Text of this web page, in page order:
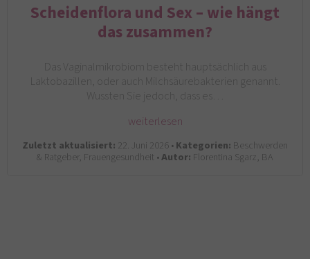
Scheidenflora und Sex – wie hängt
das zusammen?
Das Vaginalmikrobiom besteht hauptsächlich aus
Laktobazillen, oder auch Milchsäurebakterien genannt.
Wussten Sie jedoch, dass es…
weiterlesen
Zuletzt aktualisiert: 22. Juni 2026 •Kategorien: Beschwerden
& Ratgeber, Frauengesundheit •Autor: Florentina Sgarz, BA